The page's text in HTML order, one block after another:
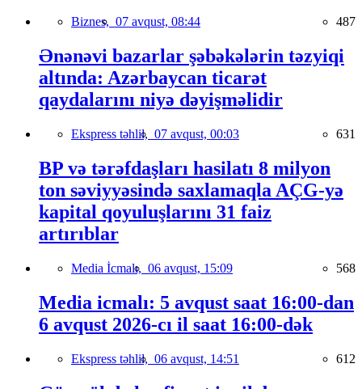
Biznes, 07 avqust, 08:44 487
Ənənəvi bazarlar şəbəkələrin təzyiqi
altında: Azərbaycan ticarət
qaydalarını niyə dəyişməlidir
Ekspress təhlil, 07 avqust, 00:03 631
BP və tərəfdaşları hasilatı 8 milyon
ton səviyyəsində saxlamaqla AÇG-yə
kapital qoyuluşlarını 31 faiz
artırıblar
Media İcmalı, 06 avqust, 15:09 568
Media icmalı: 5 avqust saat 16:00-dan
6 avqust 2026-cı il saat 16:00-dək
Ekspress təhlil, 06 avqust, 14:51 612